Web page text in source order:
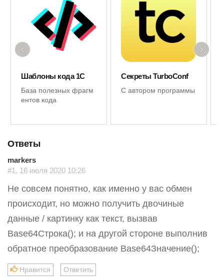
Шаблоны кода 1С
База полезных фрагм
ентов кода
Секреты TurboConf
С автором программы
‹ ›
Ответы
markers
#1, 16 июля 2020 10:26
Не совсем понятно, как именно у вас обмен
происходит, но можно получить двочиные
данные / картинку как текст, вызвав
Base64Строка(); и на другой стороне выполнив
обратное преобразование Base64Значение();
Нравится Ответить